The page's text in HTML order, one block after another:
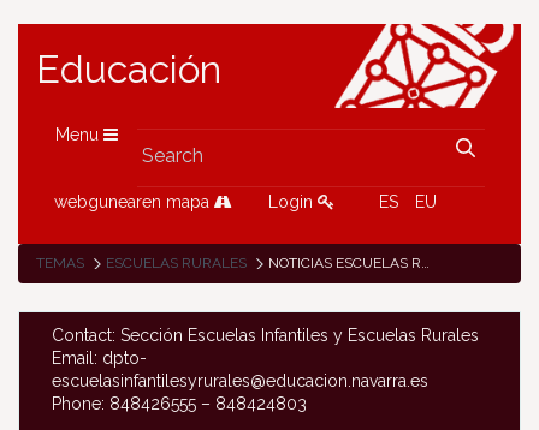
Educación
Menu
webgunearen mapa Login ES EU
TEMAS ESCUELAS RURALES NOTICIAS ESCUELAS RURALES
Contact: Sección Escuelas Infantiles y Escuelas Rurales
Email: dpto-
escuelasinfantilesyrurales@educacion.navarra.es
Phone: 848426555 – 848424803